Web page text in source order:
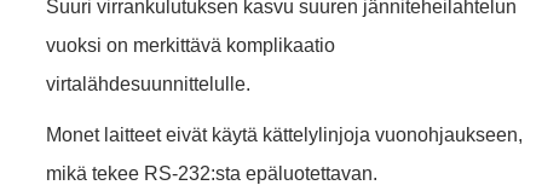
Suuri virrankulutuksen kasvu suuren jänniteheilahtelun
vuoksi on merkittävä komplikaatio
virtalähdesuunnittelulle.
Monet laitteet eivät käytä kättelylinjoja vuonohjaukseen,
mikä tekee RS-232:sta epäluotettavan.